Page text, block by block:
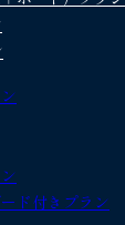
ド付きプラン